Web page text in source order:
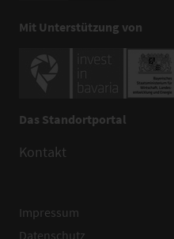
Mit Unterstützung von
Das Standortportal
Kontakt
Impressum
Datenschutz